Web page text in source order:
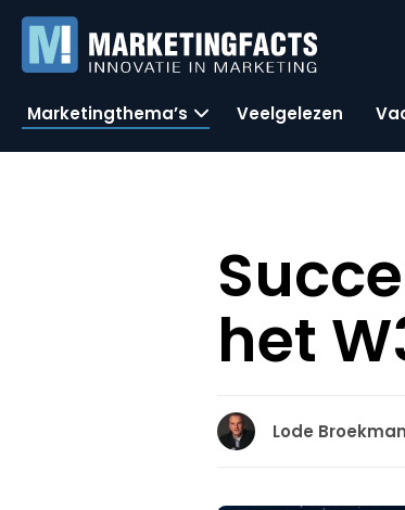
Marketingthema’s Veelgelezen
het
Lode Broekman